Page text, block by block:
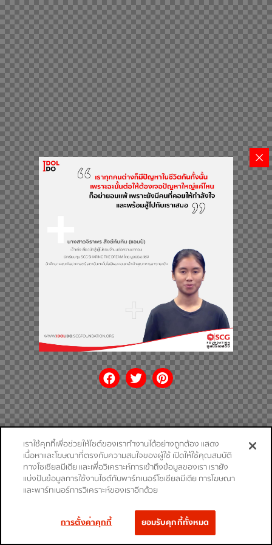
เราใช้คุกกี้เพื่อช่วยให้ไซต์ของเราทำงานได้อย่างถูกต้อง แสดง
เนื้อหาและโฆษณาที่ตรงกับความสนใจของผู้ใช้ เปิดให้ใช้คุณสมบัติ
ทางโซเชียลมีเดีย และเพื่อวิเคราะห์การเข้าถึงข้อมูลของเรา เรายัง
แบ่งปันข้อมูลการใช้งานไซต์กับพาร์ทเนอร์โซเชียลมีเดีย การโฆษณา
และพาร์ทเนอร์การวิเคราะห์ของเราอีกด้วย
การตั้งค่าคุกกี้ ยอมรับคุกกี้ทั้งหมด